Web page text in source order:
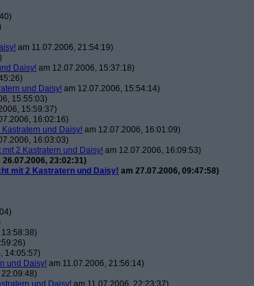
am 11.07.2006, 21:54:19)
Daisy! am 12.07.2006, 15:37:18)
und Daisy! am 12.07.2006, 15:54:14)
15:55:03)
15:59:37)
16:02:16)
und Daisy! am 12.07.2006, 16:01:09)
16:03:03)
2 Kastratern und Daisy! am 12.07.2006, 16:09:53)
26.07.2006, 23:02:31)
mit 2 Kastratern und Daisy! am 27.07.2006, 09:47:58)
14:05:57)
und Daisy! am 11.07.2006, 21:56:14)
und Daisy! am 11.07.2006, 22:23:37)